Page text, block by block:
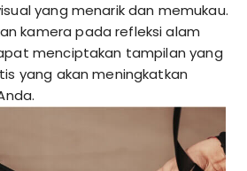
yang menarik dan memukau.
kamera pada refleksi alam
menciptakan tampilan yang
yang akan meningkatkan